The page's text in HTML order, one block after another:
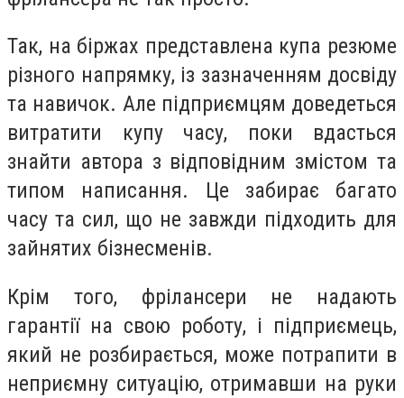
Так, на біржах представлена купа резюме
різного напрямку, із зазначенням досвіду
та навичок. Але підприємцям доведеться
витратити купу часу, поки вдасться
знайти автора з відповідним змістом та
типом написання. Це забирає багато
часу та сил, що не завжди підходить для
зайнятих бізнесменів.
Крім того, фрілансери не надають
гарантії на свою роботу, і підприємець,
який не розбирається, може потрапити в
неприємну ситуацію, отримавши на руки